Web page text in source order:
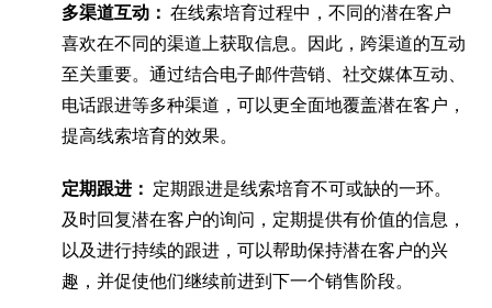
多渠道互动： 在线索培育过程中，不同的潜在客户
喜欢在不同的渠道上获取信息。因此，跨渠道的互动
至关重要。通过结合电子邮件营销、社交媒体互动、
电话跟进等多种渠道，可以更全面地覆盖潜在客户，
提高线索培育的效果。
定期跟进： 定期跟进是线索培育不可或缺的一环。
及时回复潜在客户的询问，定期提供有价值的信息，
以及进行持续的跟进，可以帮助保持潜在客户的兴
趣，并促使他们继续前进到下一个销售阶段。